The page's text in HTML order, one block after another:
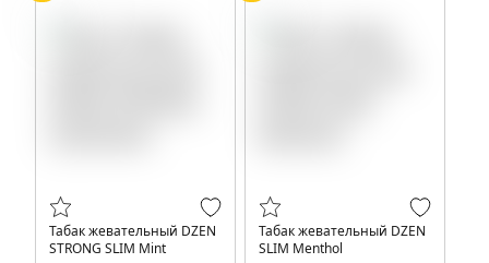
Табак жевательный DZEN
STRONG SLIM Mint
Табак жевательный DZEN
SLIM Menthol